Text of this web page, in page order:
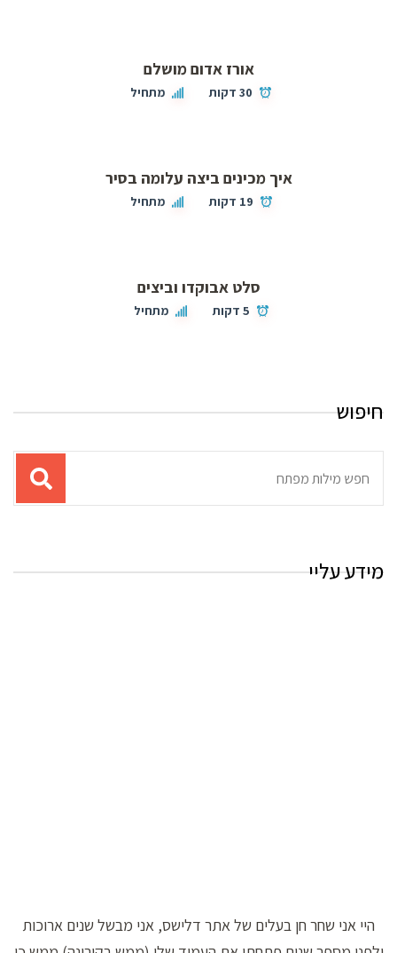
אורז אדום מושלם
30 דקות מתחיל
איך מכינים ביצה עלומה בסיר
19 דקות מתחיל
סלט אבוקדו וביצים
5 דקות מתחיל
חיפוש
עבור
מידע עליי
היי אני שחר חן בעלים של אתר דלישס, אני מבשל שנים ארוכות